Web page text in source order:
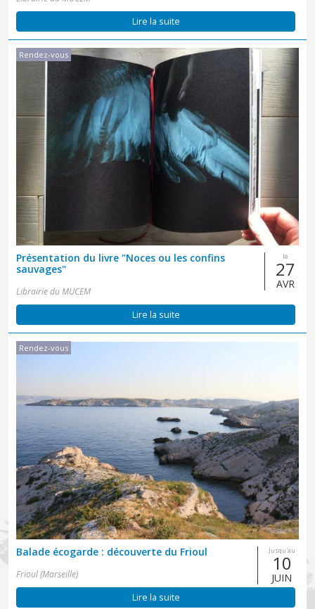
Lire la suite
Rendez-vous
le
27
AVR
Présentation du livre "Noces ou les confins
sauvages"
Librairie du MUCEM
Lire la suite
Rendez-vous
Jusqu'au
10
JUIN
Balade écogarde : découverte du Frioul
Frioul (Marseille)
Lire la suite